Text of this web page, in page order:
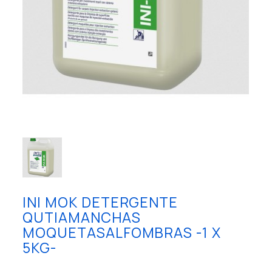
INI MOK DETERGENTE
QUTIAMANCHAS
MOQUETASALFOMBRAS -1 X
5KG-